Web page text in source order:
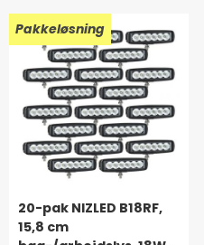
Pakkeløsning
20-pak NIZLED B18RF,
15,8 cm